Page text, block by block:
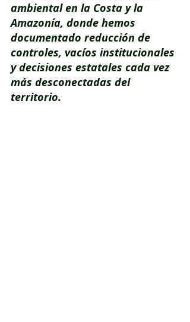
ambiental en la Costa y la
Amazonía, donde hemos
documentado reducción de
controles, vacíos institucionales
y decisiones estatales cada vez
más desconectadas del
territorio.